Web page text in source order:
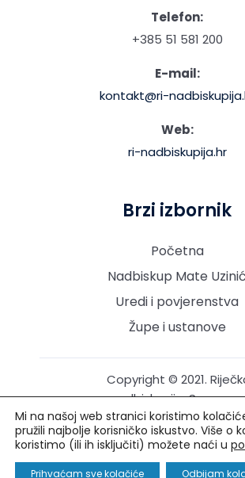
Telefon:
+385 51 581 200
E-mail:
kontakt@ri-
Web:
ri-nadbiskupija.hr
Brzi izbornik
Početna
Nadbiskup Mate Uzinić
Uredi i povjerenstva
Župe i ustanove
Copyright © 2021.
nadbiskupija. Sva
pridržana.
Izrada i održavanje: Creative
Mi na našoj web stranici koristimo
pružili najbolje korisničko iskustvo. Više o
koristimo (ili ih isključiti) možete naći u
Prihvaćam sve kolačiće Odbijam